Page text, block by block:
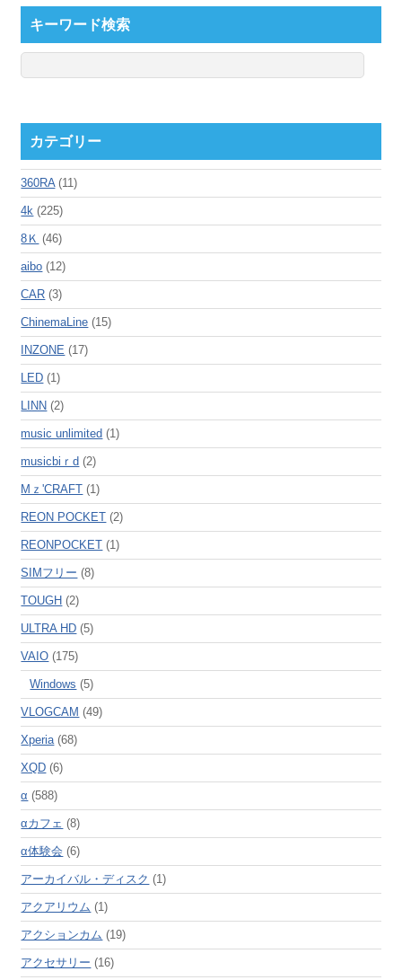
キーワード検索
カテゴリー
360RA(11)
4k (225)
8Ｋ (46)
aibo (12)
CAR (3)
ChinemaLine (15)
INZONE (17)
LED (1)
LINN (2)
music unlimited (1)
musicbiｒd (2)
Mｚ'CRAFT (1)
REON POCKET (2)
REONPOCKET (1)
SIMフリー (8)
TOUGH (2)
ULTRA HD (5)
VAIO (175)
Windows (5)
VLOGCAM (49)
Xperia(68)
XQD (6)
α (588)
αカフェ (8)
α体験会 (6)
アーカイバル・ディスク (1)
アクアリウム (1)
アクションカム (19)
アクセサリー (16)